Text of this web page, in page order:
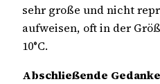
sehr große und nicht
aufweisen, oft in der
10°C.
Abschließende